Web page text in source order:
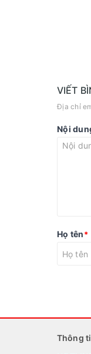
VIẾT
Địa chỉ
Nội
Họ tên*
Thông